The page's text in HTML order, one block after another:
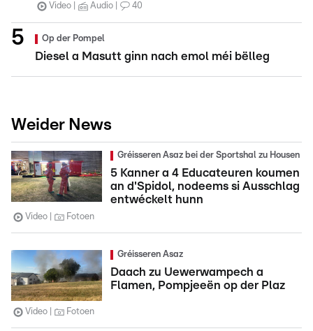
Video Audio 40
Op der Pompel
Diesel a Masutt ginn nach emol méi bëlleg
Weider News
Gréisseren Asaz bei der Sportshal zu Housen
5 Kanner a 4 Educateuren koumen
an d'Spidol, nodeems si Ausschlag
entwéckelt hunn
Video Fotoen
Gréisseren Asaz
Daach zu Uewerwampech a
Flamen, Pompjeeën op der Plaz
Video Fotoen